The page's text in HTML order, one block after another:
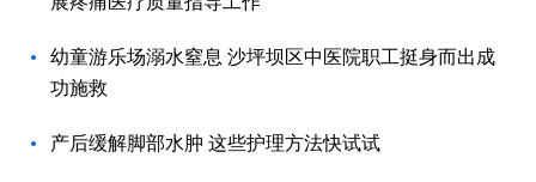
幼童游乐场溺水窒息 沙坪坝区中医院职工挺身而出成
功施救
产后缓解脚部水肿 这些护理方法快试试